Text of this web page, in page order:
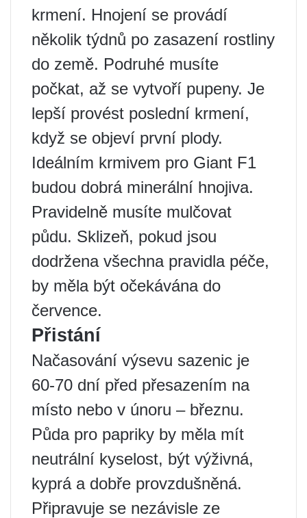
krmení. Hnojení se provádí
několik týdnů po zasazení rostliny
do země. Podruhé musíte
počkat, až se vytvoří pupeny. Je
lepší provést poslední krmení,
když se objeví první plody.
Ideálním krmivem pro Giant F1
budou dobrá minerální hnojiva.
Pravidelně musíte mulčovat
půdu. Sklizeň, pokud jsou
dodržena všechna pravidla péče,
by měla být očekávána do
července.
Přistání
Načasování výsevu sazenic je
60-70 dní před přesazením na
místo nebo v únoru – březnu.
Půda pro papriky by měla mít
neutrální kyselost, být výživná,
kyprá a dobře provzdušněná.
Připravuje se nezávisle ze